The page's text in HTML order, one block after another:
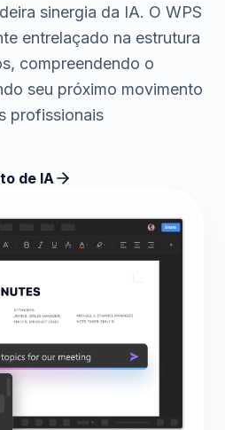
sinergia da IA. O WPS
entrelaçado na estrutura
compreendendo o
seu próximo movimento
profissionais
de IA